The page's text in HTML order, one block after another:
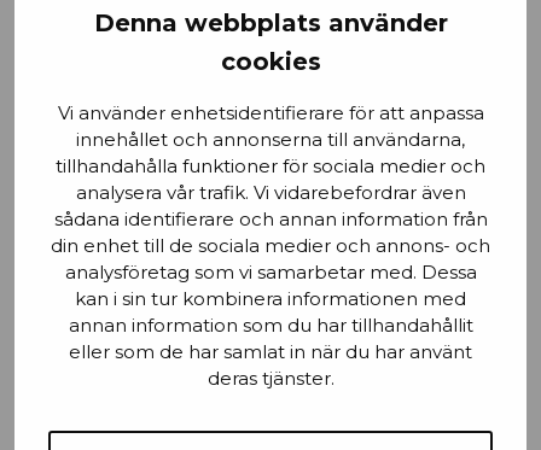
Denna webbplats använder
cookies
Vi använder enhetsidentifierare för att anpassa
innehållet och annonserna till användarna,
tillhandahålla funktioner för sociala medier och
analysera vår trafik. Vi vidarebefordrar även
sådana identifierare och annan information från
din enhet till de sociala medier och annons- och
analysföretag som vi samarbetar med. Dessa
kan i sin tur kombinera informationen med
annan information som du har tillhandahållit
eller som de har samlat in när du har använt
deras tjänster.
Email
Stad
Mobilnummer